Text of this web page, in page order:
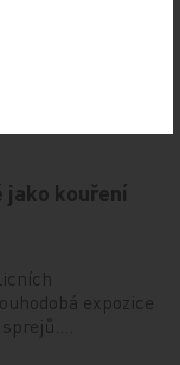
jako kouření
expozice